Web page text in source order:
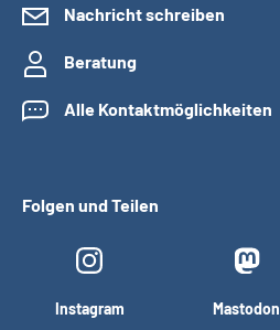
Nachricht schreiben
Beratung
Alle Kontaktmöglichkeiten
Folgen und Teilen
Instagram Mastodon